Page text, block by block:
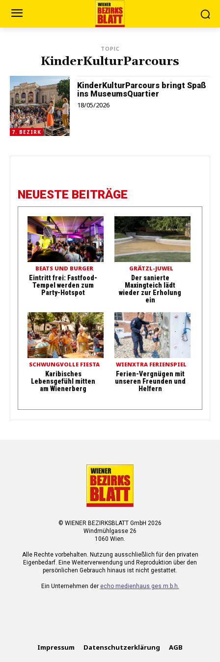
TOPIC
KinderKulturParcours
7. BEZIRK
KinderKulturParcours bringt Spaß
ins MuseumsQuartier
18/05/2026
NEUESTE BEITRÄGE
BEATS UND BURGER
Eintritt frei: Fastfood-
Tempel werden zum
Party-Hotspot
GRÄTZL-JUWEL
Der sanierte
Maxingteich lädt
wieder zur Erholung
ein
SCHWUNGVOLLE FIESTA
Karibisches
Lebensgefühl mitten
am Wienerberg
WIENXTRA FERIENSPIEL
Ferien-Vergnügen mit
unseren Freunden und
Helfern
© WIENER BEZIRKSBLATT GmbH 2026
Windmühlgasse 26
1060 Wien.
Alle Rechte vorbehalten. Nutzung ausschließlich für den privaten
Eigenbedarf. Eine Weiterverwendung und Reproduktion über den
persönlichen Gebrauch hinaus ist nicht gestattet.
Ein Unternehmen der echo medienhaus ges.m.b.h.
Impressum Datenschutzerklärung AGB